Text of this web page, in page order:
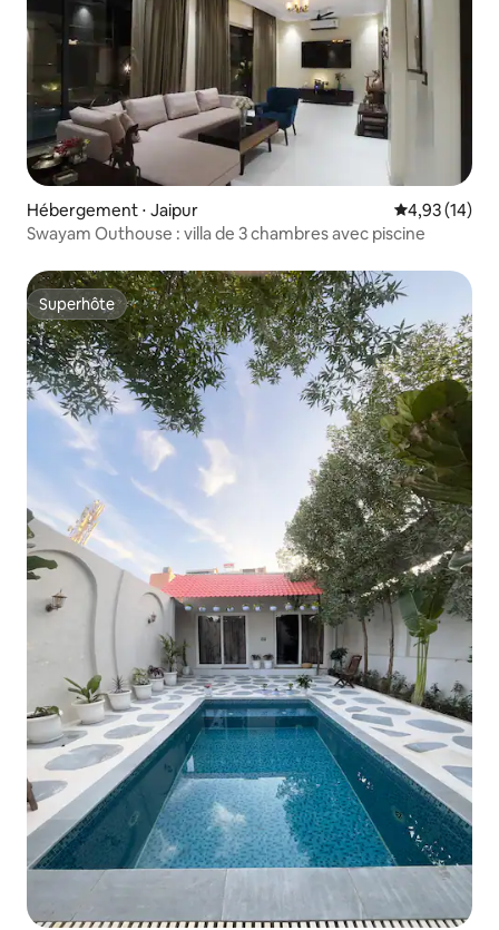
Hébergement ⋅ Jaipur Évaluation
4,93 (14)
Swayam Outhouse : villa de 3 chambres avec piscine
Superhôte
Superhôte